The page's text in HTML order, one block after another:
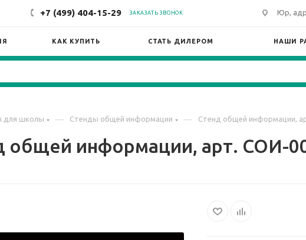
+7 (499) 404-15-29 ЗАКАЗАТЬ ЗВОНОК Юр,
КАК КУПИТЬ СТАТЬ ДИЛЕРОМ НАШИ
для школы — Стенды общей информации — Стенд общей информации,
общей информации, арт. СОИ-